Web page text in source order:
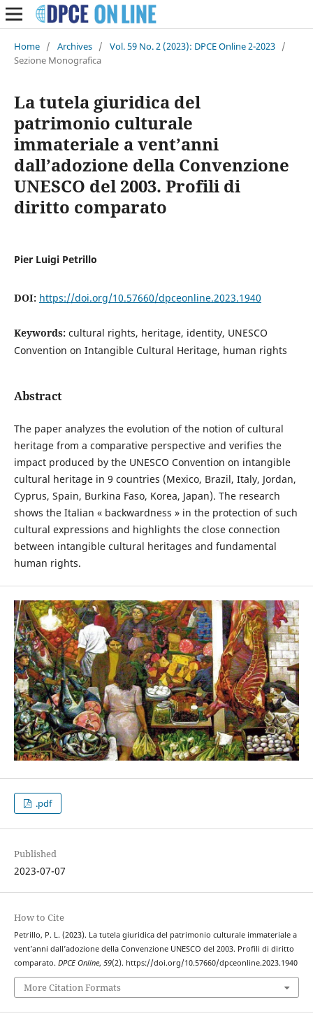
Home / Archives / Vol. 59 No. 2 (2023): DPCE Online 2-2023 /
Sezione Monografica
La tutela giuridica del
patrimonio culturale
immateriale a vent’anni
dall’adozione della Convenzione
UNESCO del 2003. Profili di
diritto comparato
Pier Luigi Petrillo
DOI: https://doi.org/10.57660/dpceonline.2023.1940
Keywords: cultural rights, heritage, identity, UNESCO
Convention on Intangible Cultural Heritage, human rights
Abstract
The paper analyzes the evolution of the notion of cultural
heritage from a comparative perspective and verifies the
impact produced by the UNESCO Convention on intangible
cultural heritage in 9 countries (Mexico, Brazil, Italy, Jordan,
Cyprus, Spain, Burkina Faso, Korea, Japan). The research
shows the Italian « backwardness » in the protection of such
cultural expressions and highlights the close connection
between intangible cultural heritages and fundamental
human rights.
.pdf
Published
2023-07-07
How to Cite
Petrillo, P. L. (2023). La tutela giuridica del patrimonio culturale immateriale a
vent’anni dall’adozione della Convenzione UNESCO del 2003. Profili di diritto
comparato. DPCE Online, 59(2). https://doi.org/10.57660/dpceonline.2023.1940
More Citation Formats